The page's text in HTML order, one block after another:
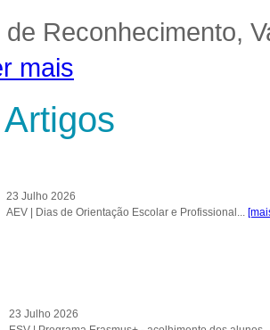
Reconhecimento,
mais
23 Julho 2026
AEV | Dias de Orientação Escolar e Profissional...
23 Julho 2026